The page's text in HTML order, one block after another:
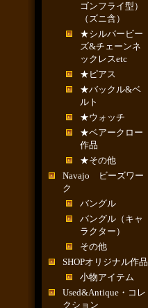
ゴンフライ型）
（ズニ含）
★シルバービー
ズ&チェーンネ
ックレスetc
★ピアス
★バックル&ベ
ルト
★ウォッチ
★ベアークロー
作品
★その他
Navajo ビーズワー
ク
バングル
バングル（キャ
ラクター）
その他
SHOPオリジナル作品
小物アイテム
Used&Antique・コレ
クション